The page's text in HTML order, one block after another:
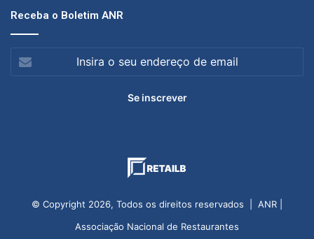
Receba o Boletim ANR
© Copyright 2026, Todos os direitos reservados | ANR |
Associação Nacional de Restaurantes